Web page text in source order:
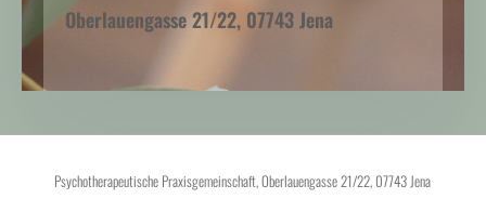
Oberlauengasse 21/22, 07743 Jena
Psychotherapeutische Praxisgemeinschaft, Oberlauengasse 21/22, 07743 Jena